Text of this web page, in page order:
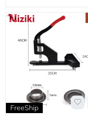
FreeShip